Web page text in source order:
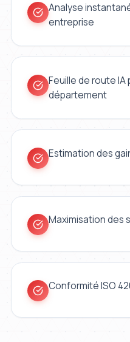
Analyse
entreprise
Feuille de route
département
Estimation des
Maximisation des
Conformité ISO